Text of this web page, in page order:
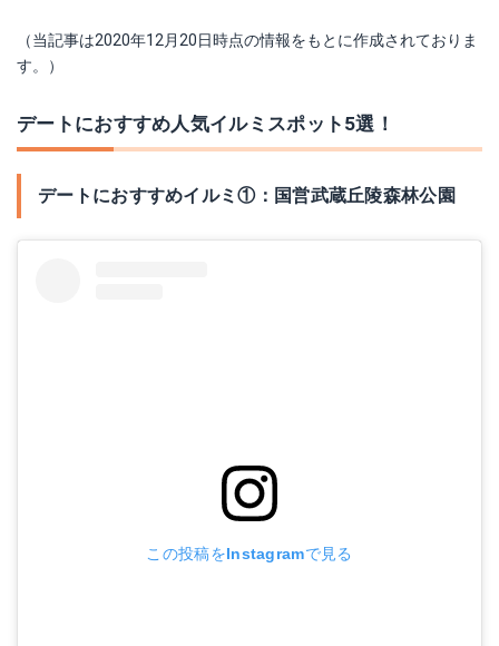
（当記事は2020年12月20日時点の情報をもとに作成されておりま
す。）
デートにおすすめ人気イルミスポット5選！
デートにおすすめイルミ①：国営武蔵丘陵森林公園
この投稿をInstagramで見る